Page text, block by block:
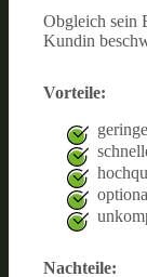
Obgleich sein
Kundin
Vorteile:
Nachteile: